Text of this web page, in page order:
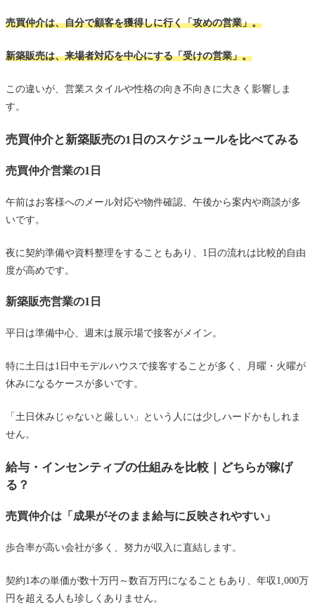
売買仲介は、自分で顧客を獲得しに行く「攻めの営業」。
新築販売は、来場者対応を中心にする「受けの営業」。
この違いが、営業スタイルや性格の向き不向きに大きく影響しま
す。
売買仲介と新築販売の1日のスケジュールを比べてみる
売買仲介営業の1日
午前はお客様へのメール対応や物件確認、午後から案内や商談が多
いです。
夜に契約準備や資料整理をすることもあり、1日の流れは比較的自由
度が高めです。
新築販売営業の1日
平日は準備中心、週末は展示場で接客がメイン。
特に土日は1日中モデルハウスで接客することが多く、月曜・火曜が
休みになるケースが多いです。
「土日休みじゃないと厳しい」という人には少しハードかもしれま
せん。
給与・インセンティブの仕組みを比較｜どちらが稼げ
る？
売買仲介は「成果がそのまま給与に反映されやすい」
歩合率が高い会社が多く、努力が収入に直結します。
契約1本の単価が数十万円～数百万円になることもあり、年収1,000万
円を超える人も珍しくありません。